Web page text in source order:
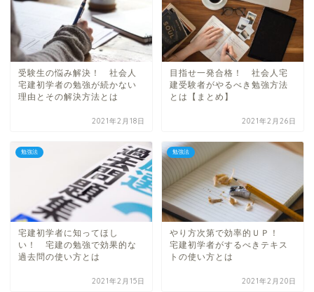
受験生の悩み解決！ 社会人
宅建初学者の勉強が続かない
理由とその解決方法とは
2021年2月18日
目指せ一発合格！ 社会人宅
建受験者がやるべき勉強方法
とは【まとめ】
2021年2月26日
勉強法
宅建初学者に知ってほし
い！ 宅建の勉強で効果的な
過去問の使い方とは
2021年2月15日
勉強法
やり方次第で効率的ＵＰ！
宅建初学者がするべきテキス
トの使い方とは
2021年2月20日